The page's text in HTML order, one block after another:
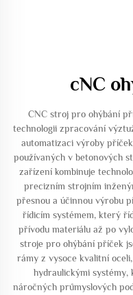
cNC
CNC stroj pro ohýbání
technologii zpracování
automatizaci výroby
používaných v betonových
zařízení kombinuje
precizním strojním
přesnou a účinnou výrobu
řídicím systémem, který
přívodu materiálu až po
stroje pro ohýbání příček
rámy z vysoce kvalitní
hydraulickými
náročných průmyslových